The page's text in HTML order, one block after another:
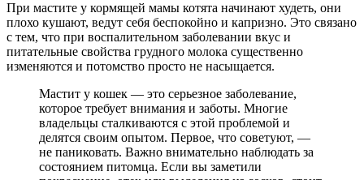
При мастите у кормящей мамы котята начинают худеть, они
плохо кушают, ведут себя беспокойно и капризно. Это связано
с тем, что при воспалительном заболевании вкус и
питательные свойства грудного молока существенно
изменяются и потомство просто не насыщается.
Мастит у кошек — это серьезное заболевание,
которое требует внимания и заботы. Многие
владельцы сталкиваются с этой проблемой и
делятся своим опытом. Первое, что советуют, —
не паниковать. Важно внимательно наблюдать за
состоянием питомца. Если вы заметили